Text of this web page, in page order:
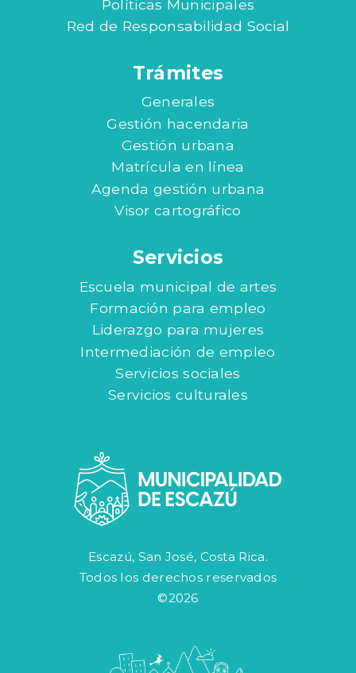
Políticas Municipales
Red de Responsabilidad Social
Trámites
Generales
Gestión hacendaria
Gestión urbana
Matrícula en línea
Agenda gestión urbana
Visor cartográfico
Servicios
Escuela municipal de artes
Formación para empleo
Liderazgo para mujeres
Intermediación de empleo
Servicios sociales
Servicios culturales
Escazú, San José, Costa Rica.
Todos los derechos reservados
©2026